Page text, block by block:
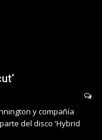
y compañía
del disco 'Hybrid